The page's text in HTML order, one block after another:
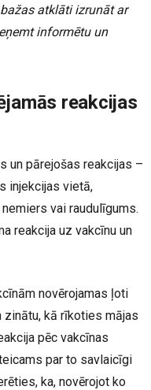
atklāti izrunāt ar
informētu un
reakcijas
un pārejošas reakcijas –
injekcijas vietā,
vai raudulīgums.
reakcija uz vakcīnu un
novērojamas ļoti
zinātu, kā rīkoties mājas
pēc vakcīnas
par to savlaicīgi
ka, novērojot ko